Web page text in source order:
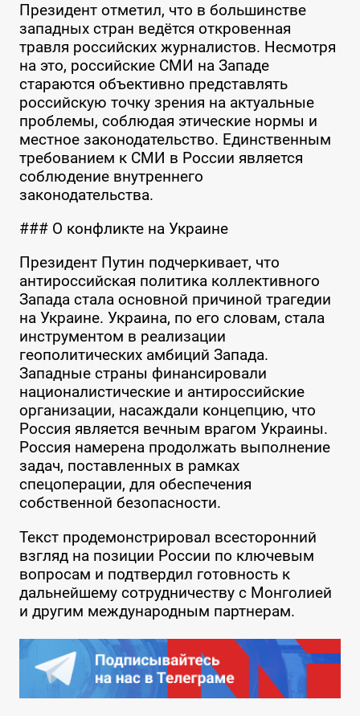
Президент отметил, что в большинстве
западных стран ведётся откровенная
травля российских журналистов. Несмотря
на это, российские СМИ на Западе
стараются объективно представлять
российскую точку зрения на актуальные
проблемы, соблюдая этические нормы и
местное законодательство. Единственным
требованием к СМИ в России является
соблюдение внутреннего
законодательства.
### О конфликте на Украине
Президент Путин подчеркивает, что
антироссийская политика коллективного
Запада стала основной причиной трагедии
на Украине. Украина, по его словам, стала
инструментом в реализации
геополитических амбиций Запада.
Западные страны финансировали
националистические и антироссийские
организации, насаждали концепцию, что
Россия является вечным врагом Украины.
Россия намерена продолжать выполнение
задач, поставленных в рамках
спецоперации, для обеспечения
собственной безопасности.
Текст продемонстрировал всесторонний
взгляд на позиции России по ключевым
вопросам и подтвердил готовность к
дальнейшему сотрудничеству с Монголией
и другим международным партнерам.